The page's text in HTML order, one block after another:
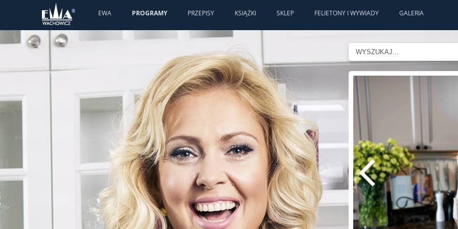
EWA PROGRAMY PRZEPISY KSIĄŻKI SKLEP FELIETONY I WYWIADY GALERIA